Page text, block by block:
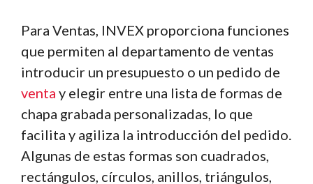
Para Ventas, INVEX proporciona funciones
que permiten al departamento de ventas
introducir un presupuesto o un pedido de
venta y elegir entre una lista de formas de
chapa grabada personalizadas, lo que
facilita y agiliza la introducción del pedido.
Algunas de estas formas son cuadrados,
rectángulos, círculos, anillos, triángulos,